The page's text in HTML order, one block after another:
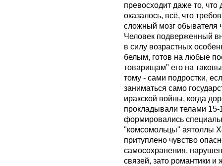
превосходит даже то, что
оказалось, всё, что
сложный мозг обывателя
Человек подверженный
в силу возрастных
белым, готов на любые
товарищам" его на
тому - сами подростки,
заниматься само
иракской войны, когда
прокладывали телами 15-
формировались
"комсомольцы" аятоллы
притуплено чувство
самосохранения,
связей, зато романтики